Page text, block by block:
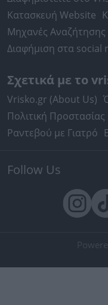
Κατασκευή Website
Μηχανές Αναζήτησης
Διαφήμιση στα social
Σχετικά με το
Vrisko.gr (About Us)
Πολιτική
Ραντεβού με Γιατρό
Follow Us